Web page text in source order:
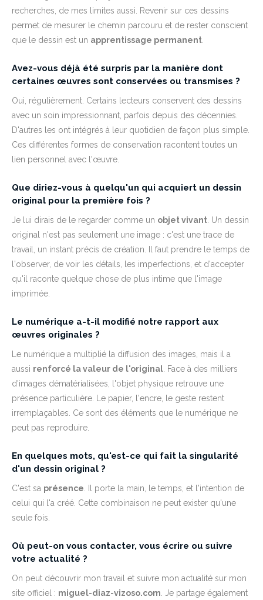
recherches, de mes limites aussi. Revenir sur ces dessins
permet de mesurer le chemin parcouru et de rester conscient
que le dessin est un apprentissage permanent
Avez-vous déjà été surpris par la manière dont
certaines œuvres sont conservées ou transmises ?
Oui, régulièrement. Certains lecteurs conservent des dessins
avec un soin impressionnant, parfois depuis des décennies.
D'autres les ont intégrés à leur quotidien de façon plus simple.
Ces différentes formes de conservation racontent toutes un
lien personnel avec l'œuvre.
Que diriez-vous à quelqu'un qui acquiert un dessin
original pour la première fois ?
Je lui dirais de le regarder comme un objet vivant . Un dessin
original n'est pas seulement une image : c'est une trace de
travail, un instant précis de création. Il faut prendre le temps de
l'observer, de voir les détails, les imperfections, et d'accepter
qu'il raconte quelque chose de plus intime que l'image
imprimée.
Le numérique a-t-il modifié notre rapport aux
œuvres originales ?
Le numérique a multiplié la diffusion des images, mais il a
aussi renforcé la valeur de l'original . Face à des milliers
d'images dématérialisées, l'objet physique retrouve une
présence particulière. Le papier, l'encre, le geste restent
irremplaçables. Ce sont des éléments que le numérique ne
peut pas reproduire.
En quelques mots, qu'est-ce qui fait la singularité
d'un dessin original ?
C'est sa présence . Il porte la main, le temps, et l'intention de
celui qui l'a créé. Cette combinaison ne peut exister qu'une
seule fois.
Où peut-on vous contacter, vous écrire ou suivre
votre actualité ?
On peut découvrir mon travail et suivre mon actualité sur mon
site officiel : miguel-diaz-vizoso.com . Je partage également